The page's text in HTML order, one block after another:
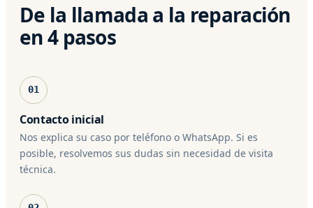
De la llamada a la reparación
en 4 pasos
01
Contacto inicial
Nos explica su caso por teléfono o WhatsApp. Si es
posible, resolvemos sus dudas sin necesidad de visita
técnica.